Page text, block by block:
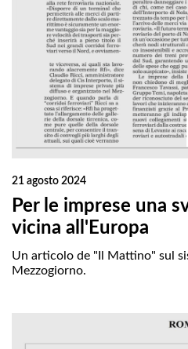
21 agosto 2024
Per le imprese una
vicina all'Europa
Un articolo de "Il Mattino" sul
Mezzogiorno.